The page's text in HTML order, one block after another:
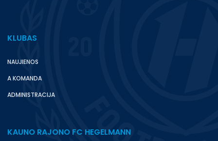
KLUBAS
NAUJIENOS
A KOMANDA
ADMINISTRACIJA
KAUNO RAJONO FC HEGELMANN